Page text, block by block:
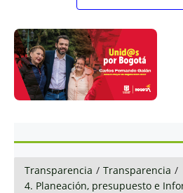
Transparencia / Transparencia /
4. Planeación, presupuesto e